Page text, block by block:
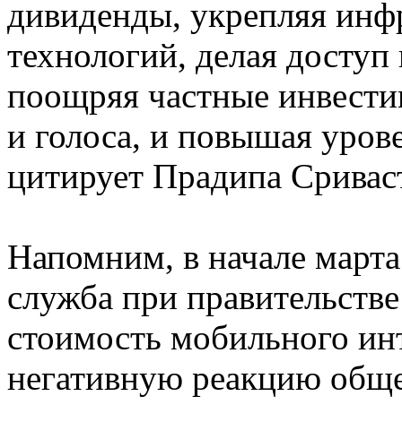
дивиденды, укрепляя
технологий, делая
поощряя частные
и голоса, и повышая
цитирует Прадипа
Напомним, в начале
служба при
стоимость мобильного
негативную реакцию